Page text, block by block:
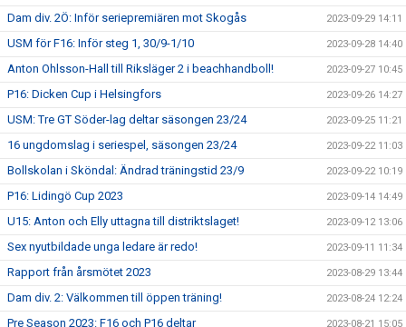
Dam div. 2Ö: Inför seriepremiären mot Skogås 2023-09-29 14:11
USM för F16: Inför steg 1, 30/9-1/10 2023-09-28 14:40
Anton Ohlsson-Hall till Riksläger 2 i beachhandboll! 2023-09-27 10:45
P16: Dicken Cup i Helsingfors 2023-09-26 14:27
USM: Tre GT Söder-lag deltar säsongen 23/24 2023-09-25 11:21
16 ungdomslag i seriespel, säsongen 23/24 2023-09-22 11:03
Bollskolan i Sköndal: Ändrad träningstid 23/9 2023-09-22 10:19
P16: Lidingö Cup 2023 2023-09-14 14:49
U15: Anton och Elly uttagna till distriktslaget! 2023-09-12 13:06
Sex nyutbildade unga ledare är redo! 2023-09-11 11:34
Rapport från årsmötet 2023 2023-08-29 13:44
Dam div. 2: Välkommen till öppen träning! 2023-08-24 12:24
Pre Season 2023: F16 och P16 deltar 2023-08-21 15:05